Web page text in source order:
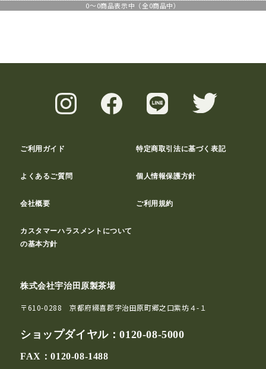
0～0商品表示中（全0商品中）
ご利用ガイド 特定商取引法に基づく表記
よくあるご質問 個人情報保護方針
会社概要 ご利用規約
カスタマーハラスメントについて
の基本方針
株式会社宇治田原製茶場
〒610-0288 京都府綴喜郡宇治田原町郷之口紫坊４-１
ショップダイヤル：0120-08-5000
FAX：0120-08-1488